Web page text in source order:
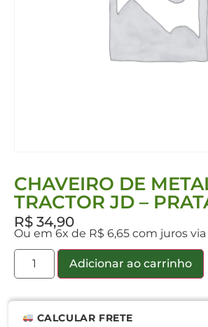
CHAVEIRO DE
TRACTOR JD –
R$ 34,90
Ou em 6x de R$ 6,65 com juros
Adicionar ao carrinho
CALCULAR FRETE